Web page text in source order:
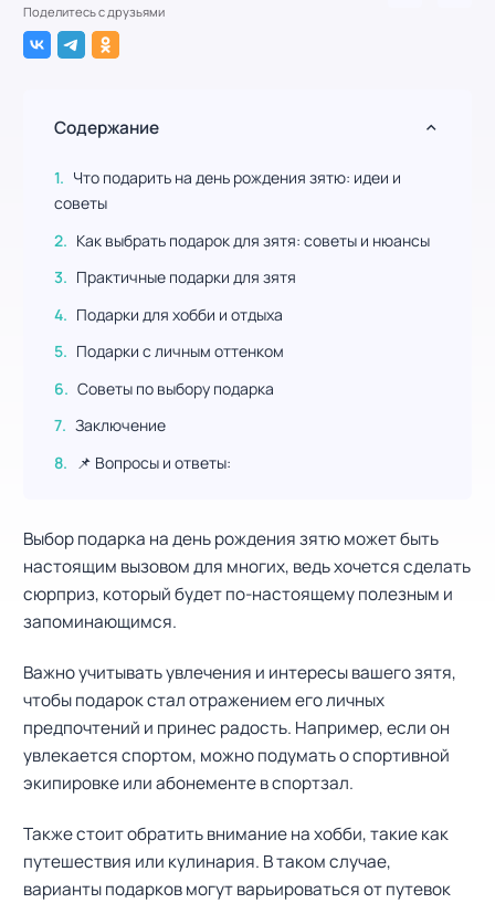
Поделитесь с друзьями
Выбор подарка на день рождения зятю может быть
настоящим вызовом для многих, ведь хочется сделать
сюрприз, который будет по-настоящему полезным и
запоминающимся.
Важно учитывать увлечения и интересы вашего зятя,
чтобы подарок стал отражением его личных
предпочтений и принес радость. Например, если он
увлекается спортом, можно подумать о спортивной
экипировке или абонементе в спортзал.
Также стоит обратить внимание на хобби, такие как
путешествия или кулинария. В таком случае,
варианты подарков могут варьироваться от путевок
Содержание
Что подарить на день рождения зятю: идеи и
советы
Как выбрать подарок для зятя: советы и нюансы
Практичные подарки для зятя
Подарки для хобби и отдыха
Подарки с личным оттенком
Советы по выбору подарка
Заключение
📌 Вопросы и ответы: